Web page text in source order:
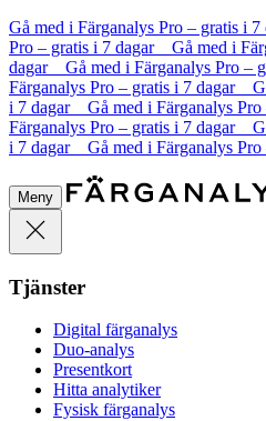
Gå med i Färganalys Pro – gratis i
Pro – gratis i 7 dagar Gå med i
dagar Gå med i Färganalys Pro –
Färganalys Pro – gratis i 7 dagar
i 7 dagar Gå med i Färganalys
Färganalys Pro – gratis i 7 dagar
i 7 dagar Gå med i Färganalys
Meny
Tjänster
Digital färganalys
Duo-analys
Presentkort
Hitta analytiker
Fysisk färganalys